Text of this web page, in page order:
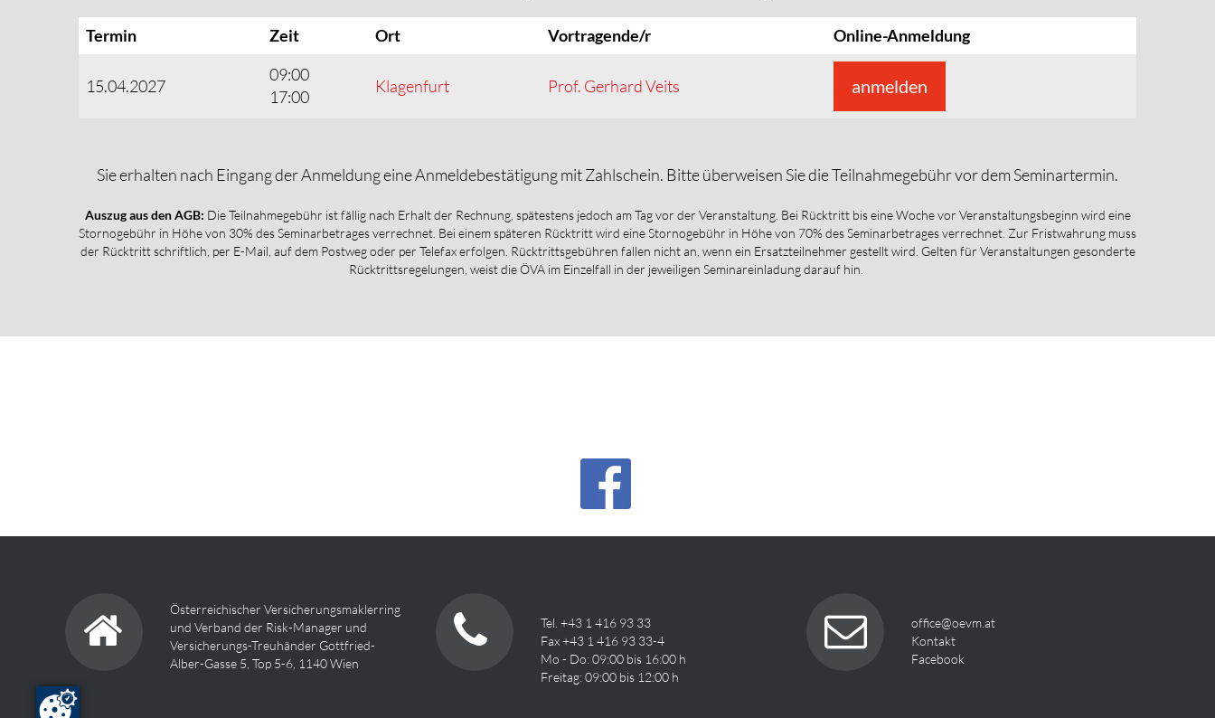
Termin Zeit Ort Vortragende/r Online-Anmeldung
15.04.2027
09:00
17:00
Klagenfurt Prof. Gerhard Veits anmelden
Sie erhalten nach Eingang der Anmeldung eine Anmeldebestätigung mit Zahlschein. Bitte überweisen Sie die Teilnahmegebühr vor dem Seminartermin.
Auszug aus den AGB: Die Teilnahmegebühr ist fällig nach Erhalt der Rechnung, spätestens jedoch am Tag vor der Veranstaltung. Bei Rücktritt bis eine Woche vor Veranstaltungsbeginn wird eine
Stornogebühr in Höhe von 30% des Seminarbetrages verrechnet. Bei einem späteren Rücktritt wird eine Stornogebühr in Höhe von 70% des Seminarbetrages verrechnet. Zur Fristwahrung muss
der Rücktritt schriftlich, per E-Mail, auf dem Postweg oder per Telefax erfolgen. Rücktrittsgebühren fallen nicht an, wenn ein Ersatzteilnehmer gestellt wird. Gelten für Veranstaltungen gesonderte
Rücktrittsregelungen, weist die ÖVA im Einzelfall in der jeweiligen Seminareinladung darauf hin.
Österreichischer Versicherungsmaklerring
und Verband der Risk-Manager und
Versicherungs-Treuhänder Gottfried-
Alber-Gasse 5, Top 5-6, 1140 Wien
Tel. +43 1 416 93 33
Fax +43 1 416 93 33-4
Mo - Do: 09:00 bis 16:00 h
Freitag: 09:00 bis 12:00 h
office@oevm.at
Kontakt
Facebook